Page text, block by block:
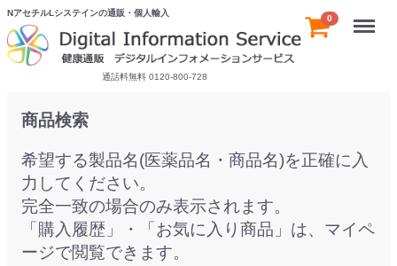
NアセチルLシステインの通販・個人輸入
通話料無料 0120-800-728
0 Menu
商品検索
希望する製品名(医薬品名・商品名)を正確に入
力してください。
完全一致の場合のみ表示されます。
「購入履歴」・「お気に入り商品」は、マイペ
ージで閲覧できます。